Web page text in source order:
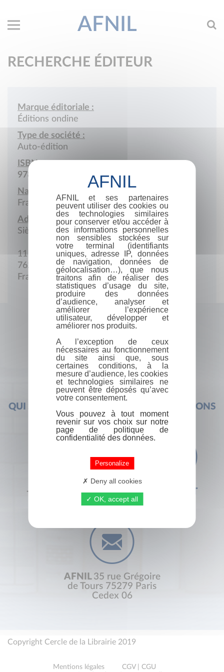
AFNIL
RECHERCHE ÉDITEUR
Marque éditoriale :
Éditions ondine
Type de société :
Auto-édition
ISBN :
978-2-488753
Nationalité :
France
Adresse :
Siège social
11 Rue Bréquigny
76290 Montivilliers
France
QUI SOMMES-NOUS ? FOIRE AUX QUESTIONS
+33 (0) 1 44 41 29 19 CONTACT
AFNIL 35 rue Grégoire
de Tours 75279 Paris
Cedex 06
Copyright Cercle de la Librairie 2019
Mentions légales
CGV | CGU
AFNIL et ses partenaires
peuvent utiliser des cookies ou
des technologies similaires
pour conserver et/ou accéder à
des informations personnelles
non sensibles stockées sur
votre terminal (identifiants
uniques, adresse IP, données
de navigation, données de
géolocalisation…), que nous
traitons afin de réaliser des
statistiques d’usage du site,
produire des données
d’audience, analyser et
améliorer l’expérience
utilisateur, développer et
améliorer nos produits.
A l’exception de ceux
nécessaires au fonctionnement
du site ainsi que, sous
certaines conditions, à la
mesure d’audience, les cookies
et technologies similaires ne
peuvent être déposés qu’avec
votre consentement.
Vous pouvez à tout moment
revenir sur vos choix sur notre
page de politique de
confidentialité des données.
Personalize
Deny all cookies
OK, accept all